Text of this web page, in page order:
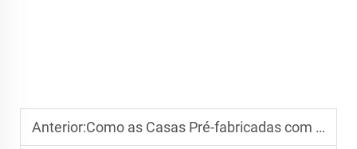
Anterior:Como as Casas Pré-fabricadas com Estrutura de Aço Resistem a Condições Climáticas Extremas